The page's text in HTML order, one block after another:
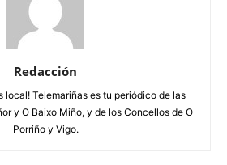
Redacción
local! Telemariñas es tu periódico de las
y O Baixo Miño, y de los Concellos de O
Porriño y Vigo.